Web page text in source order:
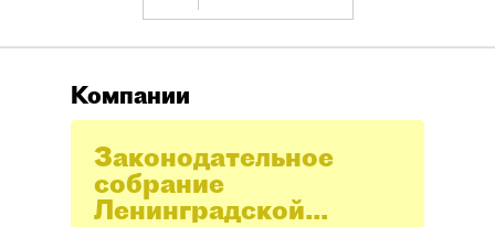
Компании
Законодательное
собрание
Ленинградской